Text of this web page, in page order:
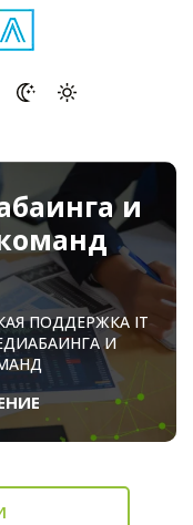
и
ПОДДЕРЖКА ІТ
И